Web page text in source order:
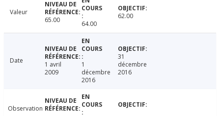
Valeur
65.00
64.00
62.00
Date
1 avril
2009
1
décembre
2016
31
décembre
2016
Observation